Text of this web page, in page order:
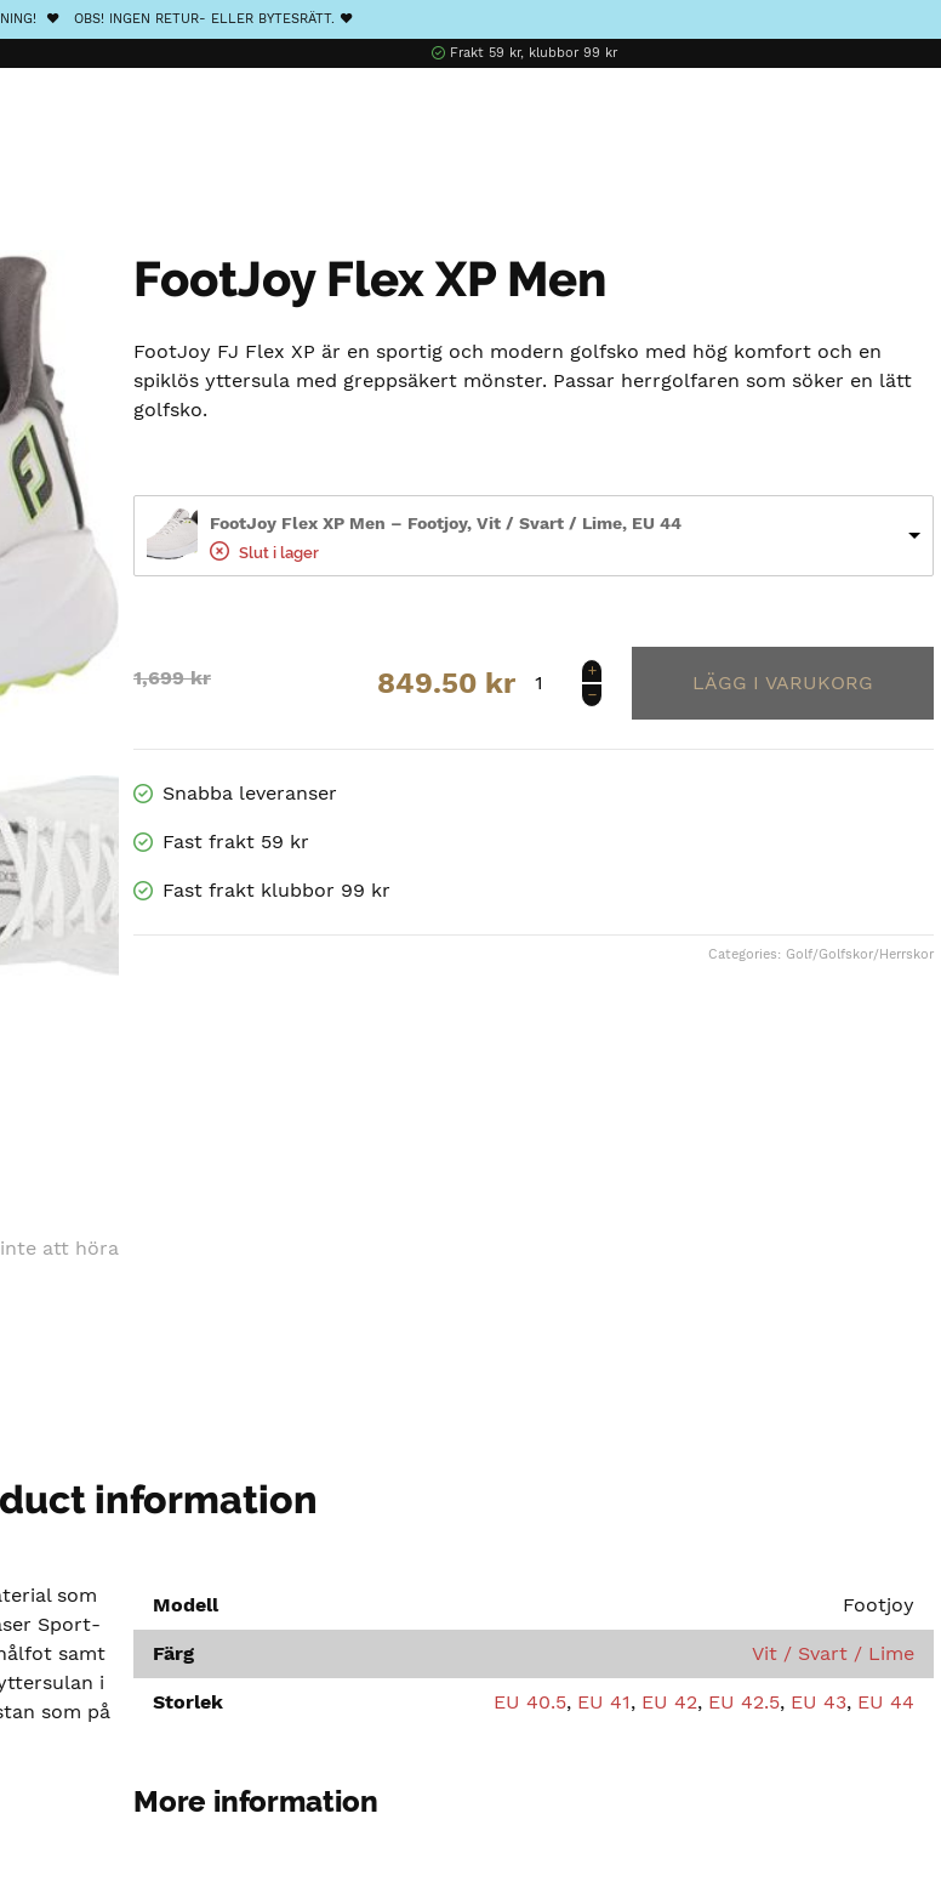
❤️ OBS! INGEN RETUR- ELLER BYTESRÄTT. ❤️
Frakt 59 kr, klubbor 99 kr
att höra
FootJoy Flex XP Men
FootJoy FJ Flex XP är en sportig och modern golfsko med hög komfort och en
spiklös yttersula med greppsäkert mönster. Passar herrgolfaren som söker en lätt
golfsko.
FootJoy Flex XP Men – Footjoy, Vit / Svart / Lime, EU 44
Slut i lager
1,699kr
Original
was:
1,699 kr.
849.50 kr
Current
is:
849.50 kr.
Flex
Snabba leveranser
Fast frakt 59 kr
Fast frakt klubbor 99 kr
Categories: Golf/Golfskor/Herrskor
information
som
Sport-
samt
i
som på
Modell Footjoy
Färg Vit / Svart / Lime
Storlek EU 40.5, EU 41, EU 42, EU 42.5, EU 43, EU 44
More information